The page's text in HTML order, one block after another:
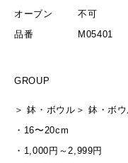
オーブン
不可
品番
M05401
GROUP
＞鉢・ボウル ＞ 鉢・ボウ
・ 16〜20cm
・ 1,000円～2,999円